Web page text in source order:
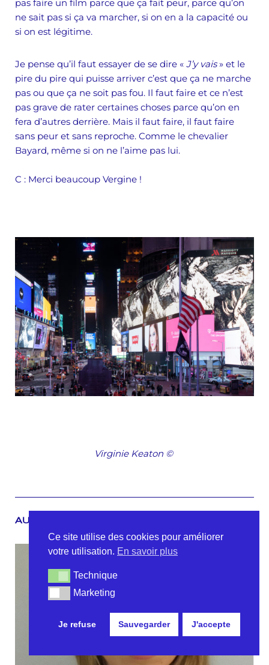
pas faire un film parce que ça fait peur, parce qu’on
ne sait pas si ça va marcher, si on en a la capacité ou
si on est légitime.
Je pense qu’il faut essayer de se dire « J’y vais» et le
pire du pire qui puisse arriver c’est que ça ne marche
pas ou que ça ne soit pas fou. Il faut faire et ce n’est
pas grave de rater certaines choses parce qu’on en
fera d’autres derrière. Mais il faut faire, il faut faire
sans peur et sans reproche. Comme le chevalier
Bayard, même si on ne l’aime pas lui.
C : Merci beaucoup Vergine !
Virginie Keaton ©
AUTRES PORTRAITS
Ce site utilise des cookies pour améliorer
votre utilisation. En savoir plus
TechniqueTechnique
MarketingMarketing
Je refuse Sauvegarder J'accepte